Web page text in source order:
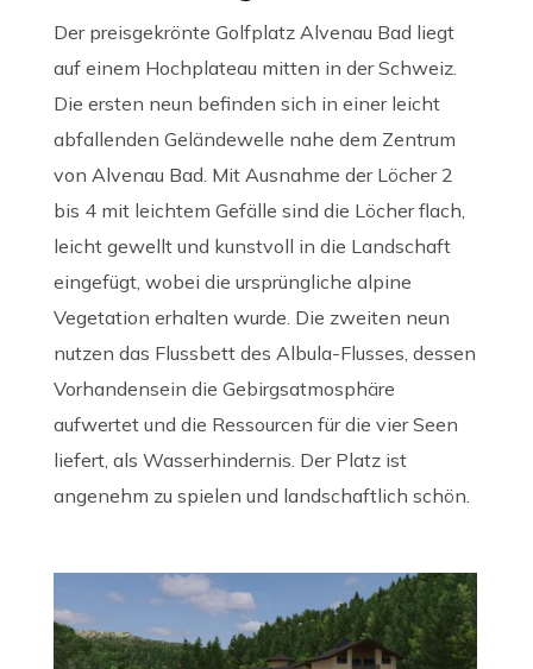
Der preisgekrönte Golfplatz Alvenau Bad liegt
auf einem Hochplateau mitten in der Schweiz.
Die ersten neun befinden sich in einer leicht
abfallenden Geländewelle nahe dem Zentrum
von Alvenau Bad. Mit Ausnahme der Löcher 2
bis 4 mit leichtem Gefälle sind die Löcher flach,
leicht gewellt und kunstvoll in die Landschaft
eingefügt, wobei die ursprüngliche alpine
Vegetation erhalten wurde. Die zweiten neun
nutzen das Flussbett des Albula-Flusses, dessen
Vorhandensein die Gebirgsatmosphäre
aufwertet und die Ressourcen für die vier Seen
liefert, als Wasserhindernis. Der Platz ist
angenehm zu spielen und landschaftlich schön.